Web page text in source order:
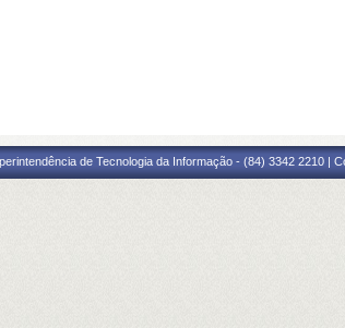
de Tecnologia da Informação - (84) 3342 2210